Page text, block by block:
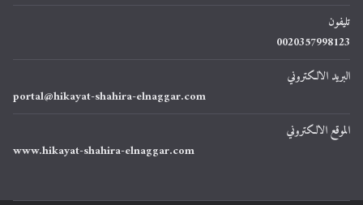
تليفون
0020357998123
البريد الالكتروني
portal@hikayat-shahira-elnaggar.com
الموقع الالكتروني
www.hikayat-shahira-elnaggar.com